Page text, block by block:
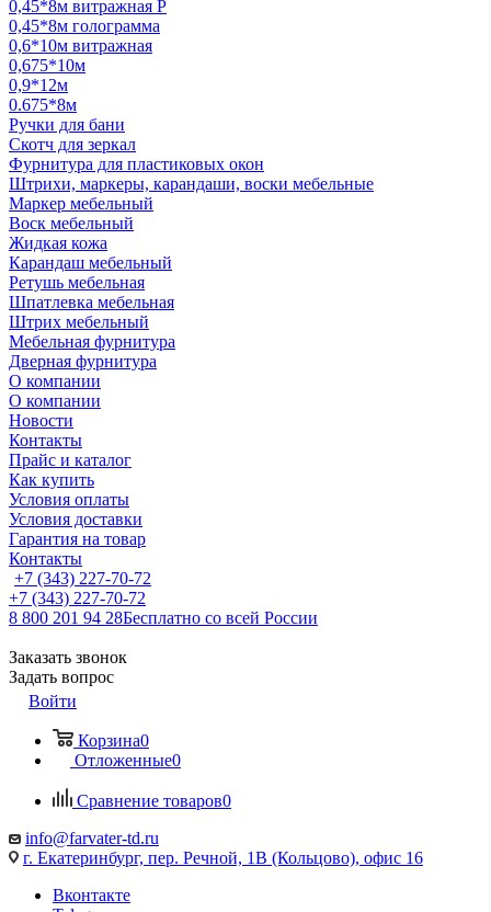
0,45*8м витражная Р
0,45*8м голограмма
0,6*10м витражная
0,675*10м
0,9*12м
0.675*8м
Ручки для бани
Скотч для зеркал
Фурнитура для пластиковых окон
Штрихи, маркеры, карандаши, воски мебельные
Маркер мебельный
Воск мебельный
Жидкая кожа
Карандаш мебельный
Ретушь мебельная
Шпатлевка мебельная
Штрих мебельный
Мебельная фурнитура
Дверная фурнитура
О компании
О компании
Новости
Контакты
Прайс и каталог
Как купить
Условия оплаты
Условия доставки
Гарантия на товар
Контакты
+7 (343) 227-70-72
+7 (343) 227-70-72
8 800 201 94 28Бесплатно со всей России
Заказать звонок
Задать вопрос
Войти
Корзина0
Отложенные0
Сравнение товаров0
info@farvater-td.ru
г. Екатеринбург, пер. Речной, 1В (Кольцово), офис 16
Вконтакте